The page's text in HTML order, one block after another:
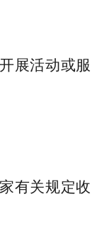
展活动或服
有关规定收